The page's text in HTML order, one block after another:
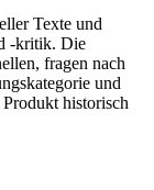
Texte und
-kritik. Die
fragen nach
und
historisch